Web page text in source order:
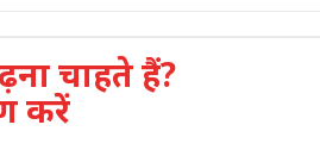
चाहते हैं?
करें